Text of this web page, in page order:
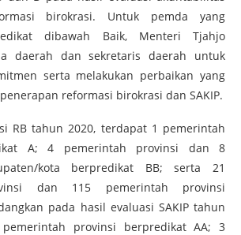
birokrasi. Untuk pemda yang
dibawah Baik, Menteri Tjahjo
daerah dan sekretaris daerah untuk
serta melakukan perbaikan yang
reformasi birokrasi dan SAKIP.
RB tahun 2020, terdapat 1 pemerintah
A; 4 pemerintah provinsi dan 8
kota berpredikat BB; serta 21
dan 115 pemerintah provinsi
pada hasil evaluasi SAKIP tahun
provinsi berpredikat AA; 3